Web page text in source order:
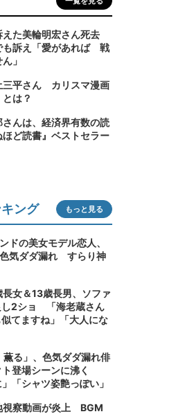
えた美輪明宏さん死去
も訴え「愛があれば 戦
」
三平さん カリスマ漫画
は？
んは、経済界有数の読
ど読書』ベストセラー
ング もっと見る
ドの美女モデル恋人、
気ダダ漏れ すらり神
女＆13歳長男、ソファ
し2ショ 「海老蔵さん
てますね」「大人にな
る」、色気ダダ漏れ俳
ト登場シーンに沸く
「シャツ姿艶っぽい」
視察動画が炎上 BGM